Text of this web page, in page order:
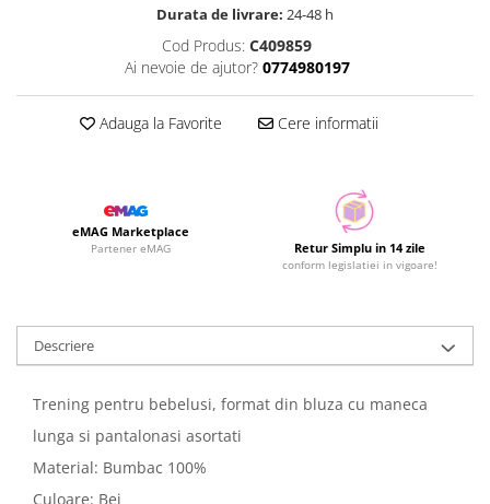
Durata de livrare: 24-48 h
Cod Produs: C409859
Ai nevoie de ajutor? 0774980197
Adauga la Favorite Cere informatii
eMAG Marketplace
Partener eMAG Retur Simplu in 14 zile
conform legislatiei in vigoare!
Descriere
Trening pentru bebelusi, format din bluza cu maneca
lunga si pantalonasi asortati
Material: Bumbac 100%
Culoare: Bej